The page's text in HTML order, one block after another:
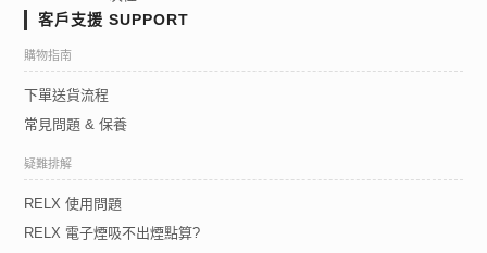
客戶支援 SUPPORT
購物指南
下單送貨流程
常見問題 & 保養
疑難排解
RELX 使用問題
RELX 電子煙吸不出煙點算?